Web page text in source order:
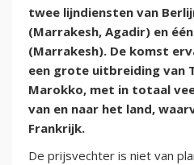
twee lijndiensten van
(Marrakesh, Agadir) en
(Marrakesh). De komst
een grote uitbreiding van
Marokko, met in totaal
van en naar het land,
Frankrijk.
De prijsvechter is niet van